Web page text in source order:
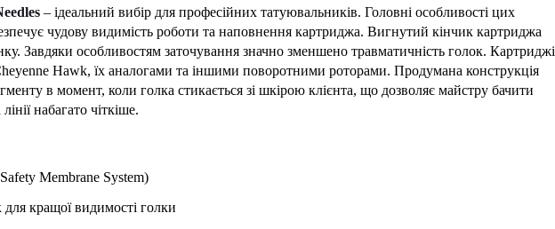
– ідеальний вибір для професійних татуювальників. Головні особливості цих
чудову видимість роботи та наповнення картриджа. Вигнутий кінчик картриджа
Завдяки особливостям заточування значно зменшено травматичність голок. Картриджі
Hawk, їх аналогами та іншими поворотними роторами. Продумана конструкція
в момент, коли голка стикається зі шкірою клієнта, що дозволяє майстру бачити
набагато чіткіше.
Membrane System)
кращої видимості голки